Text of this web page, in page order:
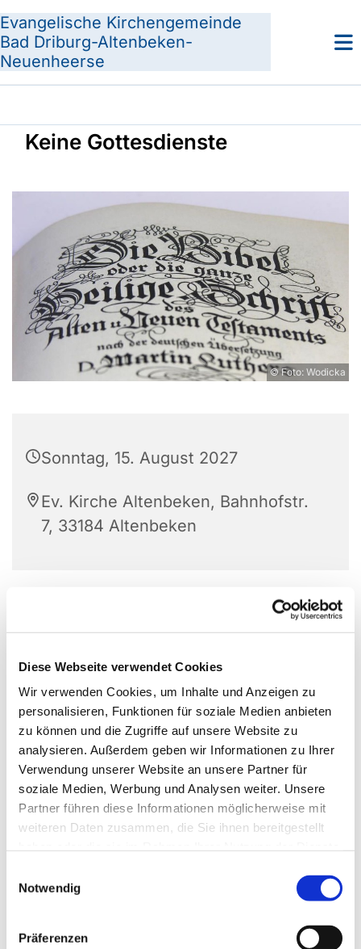
Diese Webseite verwendet Cookies
Wir verwenden Cookies, um Inhalte und Anzeigen zu
personalisieren, Funktionen für soziale Medien anbieten
zu können und die Zugriffe auf unsere Website zu
analysieren. Außerdem geben wir Informationen zu Ihrer
Verwendung unserer Website an unsere Partner für
soziale Medien, Werbung und Analysen weiter. Unsere
Partner führen diese Informationen möglicherweise mit
weiteren Daten zusammen, die Sie ihnen bereitgestellt
Notwendig
Präferenzen
Evangelische Kirchengemeinde
Bad Driburg-Altenbeken-
Neuenheerse
Keine Gottesdienste
© Foto: Wodicka
Sonntag, 15. August 2027
Ev. Kirche Altenbeken, Bahnhofstr.
7, 33184 Altenbeken
Dies könnte Sie auch